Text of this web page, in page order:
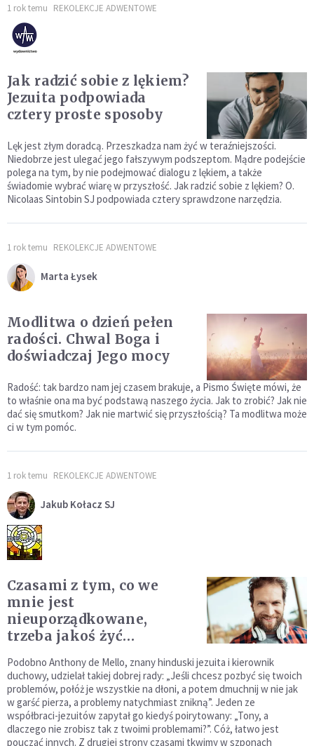
1 rok temu REKOLEKCJE ADWENTOWE
Jak radzić sobie z lękiem?
Jezuita podpowiada
cztery proste sposoby
Lęk jest złym doradcą. Przeszkadza nam żyć w teraźniejszości.
Niedobrze jest ulegać jego fałszywym podszeptom. Mądre podejście
polega na tym, by nie podejmować dialogu z lękiem, a także
świadomie wybrać wiarę w przyszłość. Jak radzić sobie z lękiem? O.
Nicolaas Sintobin SJ podpowiada cztery sprawdzone narzędzia.
1 rok temu REKOLEKCJE ADWENTOWE
Marta Łysek
Modlitwa o dzień pełen
radości. Chwal Boga i
doświadczaj Jego mocy
Radość: tak bardzo nam jej czasem brakuje, a Pismo Święte mówi, że
to właśnie ona ma być podstawą naszego życia. Jak to zrobić? Jak nie
dać się smutkom? Jak nie martwić się przyszłością? Ta modlitwa może
ci w tym pomóc.
1 rok temu REKOLEKCJE ADWENTOWE
Jakub Kołacz SJ
Czasami z tym, co we
mnie jest
nieuporządkowane,
trzeba jakoś żyć…
Podobno Anthony de Mello, znany hinduski jezuita i kierownik
duchowy, udzielał takiej dobrej rady: „Jeśli chcesz pozbyć się twoich
problemów, połóż je wszystkie na dłoni, a potem dmuchnij w nie jak
w garść pierza, a problemy natychmiast znikną”. Jeden ze
współbraci-jezuitów zapytał go kiedyś poirytowany: „Tony, a
dlaczego nie zrobisz tak z twoimi problemami?”. Cóż, łatwo jest
pouczać innych. Z drugiej strony czasami tkwimy w szponach